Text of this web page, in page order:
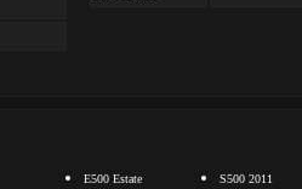
E500 Estate S500 2011